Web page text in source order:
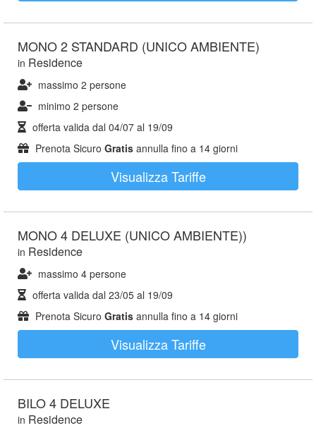
MONO 2 STANDARD (UNICO AMBIENTE)
in Residence
massimo 2 persone
minimo 2 persone
offerta valida dal 04/07 al 19/09
Prenota Sicuro Gratis annulla fino a 14 giorni
Visualizza Tariffe
MONO 4 DELUXE (UNICO AMBIENTE))
in Residence
massimo 4 persone
offerta valida dal 23/05 al 19/09
Prenota Sicuro Gratis annulla fino a 14 giorni
Visualizza Tariffe
BILO 4 DELUXE
in Residence